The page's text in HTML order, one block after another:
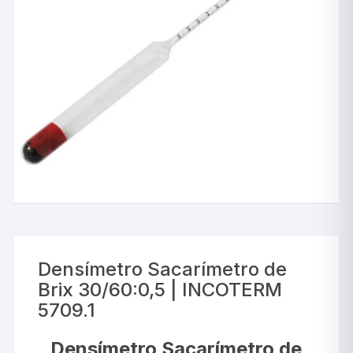
Densímetro Sacarímetro de
Brix 30/60:0,5 | INCOTERM
5709.1